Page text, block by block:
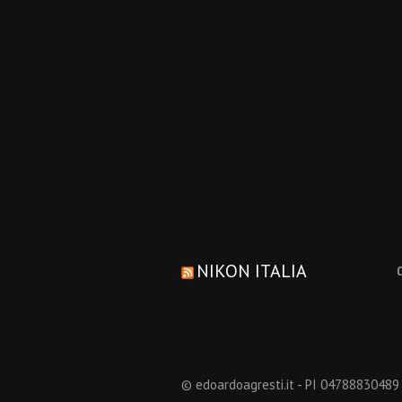
NIKON ITALIA
© edoardoagresti.it - PI